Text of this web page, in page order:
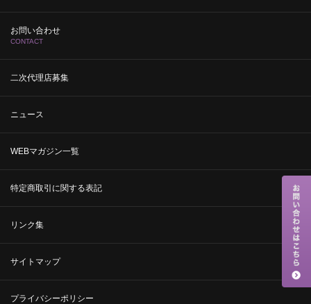
お問い合わせ
CONTACT
二次代理店募集
ニュース
WEBマガジン一覧
特定商取引に関する表記
リンク集
サイトマップ
プライバシーポリシー